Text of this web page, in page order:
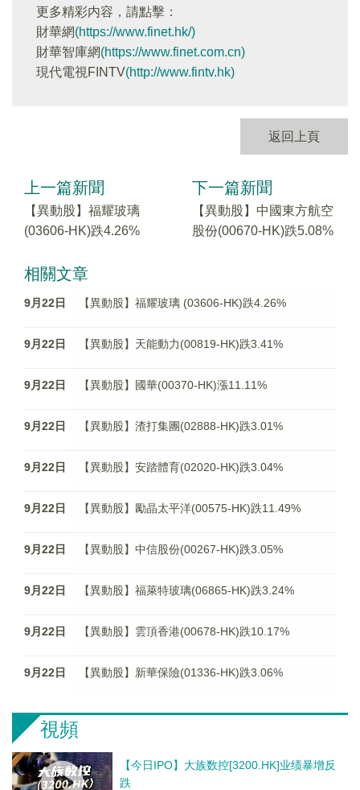
更多精彩内容，請點擊：
財華網(https://www.finet.hk/)
財華智庫網(https://www.finet.com.cn)
現代電視FINTV(http://www.fintv.hk)
返回上頁
上一篇新聞
【異動股】福耀玻璃
(03606-HK)跌4.26%
下一篇新聞
【異動股】中國東方航空
股份(00670-HK)跌5.08%
相關文章
9月22日 【異動股】福耀玻璃 (03606-HK)跌4.26%
9月22日 【異動股】天能動力(00819-HK)跌3.41%
9月22日 【異動股】國華(00370-HK)漲11.11%
9月22日 【異動股】渣打集團(02888-HK)跌3.01%
9月22日 【異動股】安踏體育(02020-HK)跌3.04%
9月22日 【異動股】勵晶太平洋(00575-HK)跌11.49%
9月22日 【異動股】中信股份(00267-HK)跌3.05%
9月22日 【異動股】福萊特玻璃(06865-HK)跌3.24%
9月22日 【異動股】雲頂香港(00678-HK)跌10.17%
9月22日 【異動股】新華保險(01336-HK)跌3.06%
視頻
【今日IPO】大族数控[3200.HK]业绩暴增反
跌